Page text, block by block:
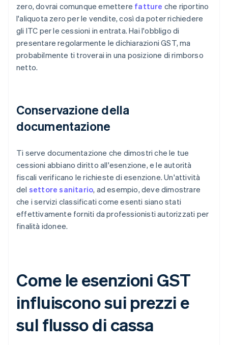
zero, dovrai comunque emettere fatture che riportino
l'aliquota zero per le vendite, così da poter richiedere
gli ITC per le cessioni in entrata. Hai l'obbligo di
presentare regolarmente le dichiarazioni GST, ma
probabilmente ti troverai in una posizione di rimborso
netto.
Conservazione della
documentazione
Ti serve documentazione che dimostri che le tue
cessioni abbiano diritto all'esenzione, e le autorità
fiscali verificano le richieste di esenzione. Un'attività
del settore sanitario, ad esempio, deve dimostrare
che i servizi classificati come esenti siano stati
effettivamente forniti da professionisti autorizzati per
finalità idonee.
Come le esenzioni GST
influiscono sui prezzi e
sul flusso di cassa